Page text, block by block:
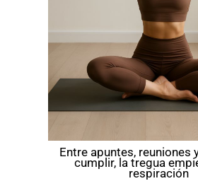
Entre apuntes, reuniones
cumplir, la tregua
respiración